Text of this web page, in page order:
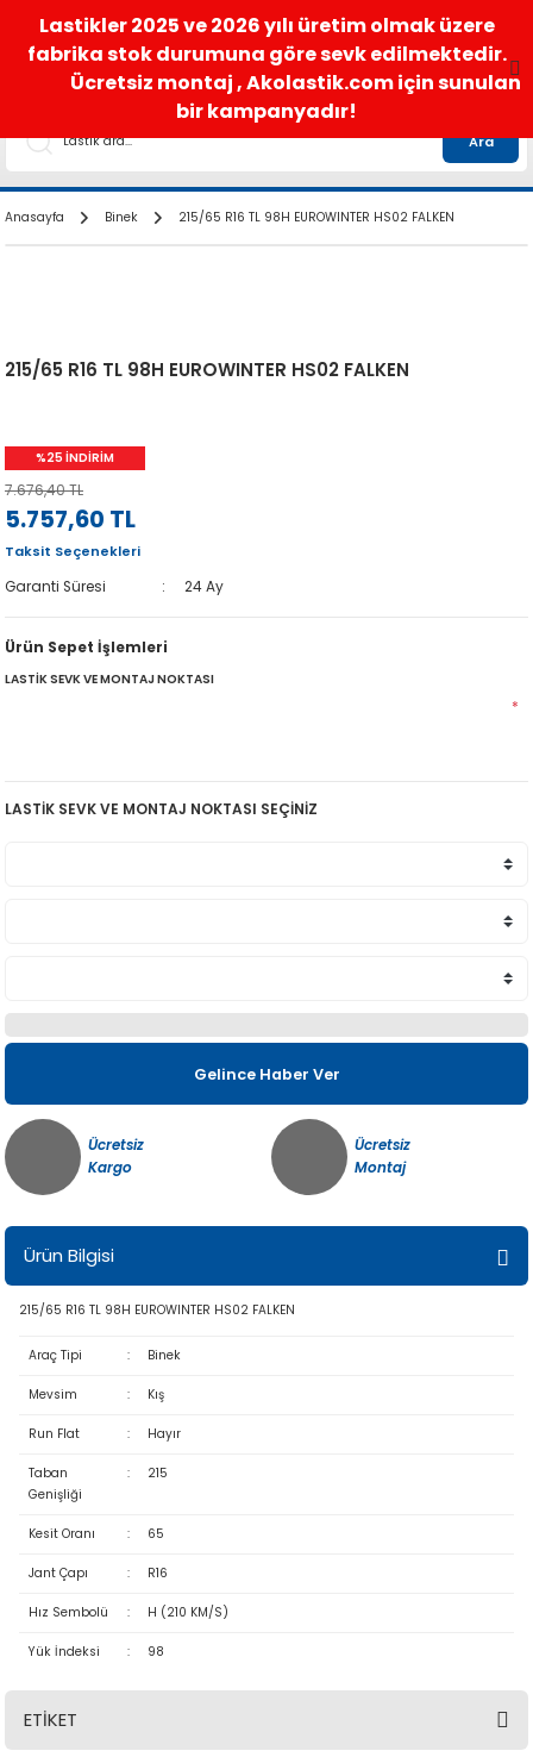
satis@akolastik.com 0 850 285 63 85
Ara
Anasayfa Binek 215/65 R16 TL 98H EUROWINTER HS02 FALKEN
215/65 R16 TL 98H EUROWINTER HS02 FALKEN
%25 İNDİRİM
7.676,40 TL
5.757,60 TL
Taksit Seçenekleri
Garanti Süresi
24 Ay
Ürün Sepet İşlemleri
LASTİK SEVK VE MONTAJ NOKTASI
*
LASTİK SEVK VE MONTAJ NOKTASI SEÇİNİZ
Gelince Haber Ver
Ücretsiz
Kargo
Ücretsiz
Montaj
Ürün Bilgisi
215/65 R16 TL 98H EUROWINTER HS02 FALKEN
Araç Tipi : Binek
Mevsim : Kış
Run Flat : Hayır
Taban
Genişliği
: 215
Kesit Oranı : 65
Jant Çapı : R16
Hız Sembolü : H (210 KM/S)
Yük İndeksi : 98
ETİKET
Lastikler 2025 ve 2026 yılı üretim olmak üzere
fabrika stok durumuna göre sevk edilmektedir.
Ücretsiz montaj , Akolastik.com için sunulan
bir kampanyadır!